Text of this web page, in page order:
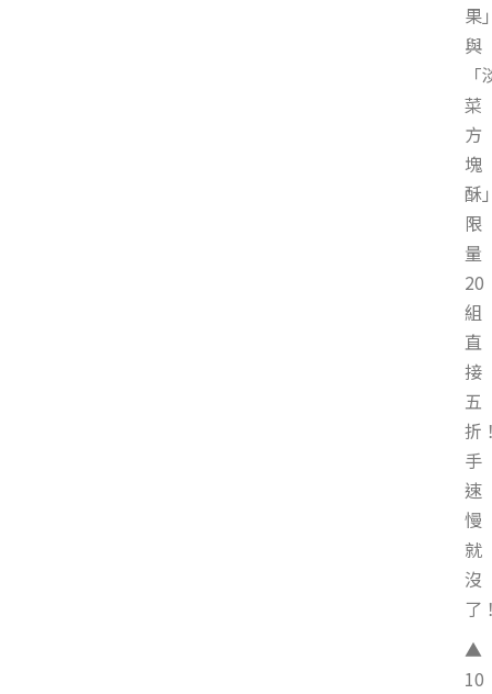
果
與
「
菜
方
塊
酥
限
量
20
組
直
接
五
折
手
速
慢
就
沒
了
▲
10